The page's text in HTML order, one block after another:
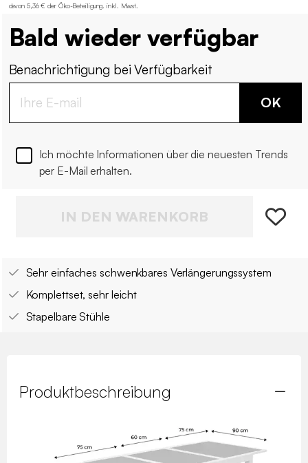
davon 5,36 € der Öko-Beteiligung inkl. Mwst.
Bald wieder verfügbar
Benachrichtigung bei Verfügbarkeit
OK
Ich möchte Informationen über die neuesten Trends
per E-Mail erhalten.
IN DEN WARENKORB
Sehr einfaches schwenkbares Verlängerungssystem
Komplettset, sehr leicht
Stapelbare Stühle
Produktbeschreibung